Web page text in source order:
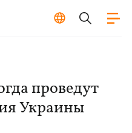
проведут
Украины